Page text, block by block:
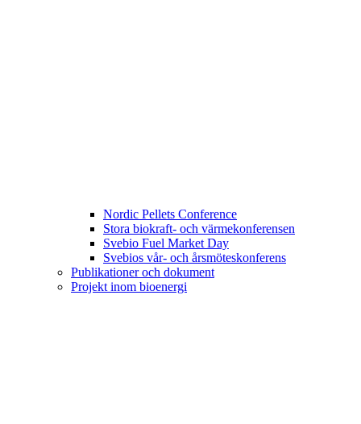
Nordic Pellets Conference
Stora biokraft- och värmekonferensen
Svebio Fuel Market Day
Svebios vår- och årsmöteskonferens
Publikationer och dokument
Projekt inom bioenergi